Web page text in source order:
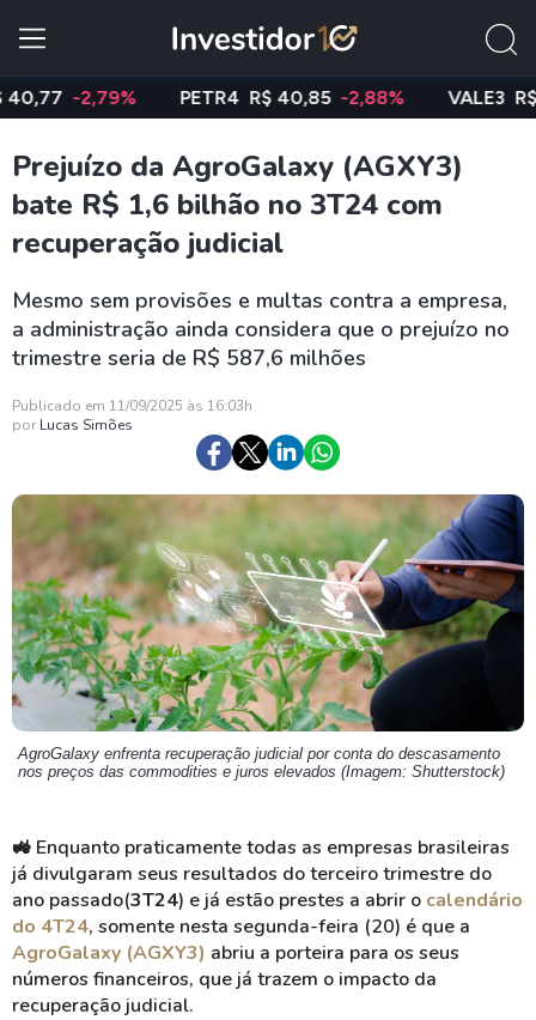
-2,79% PETR4 R$ 40,85 -2,88% VALE3 R$
Prejuízo da AgroGalaxy (AGXY3)
bate R$ 1,6 bilhão no 3T24 com
recuperação judicial
Mesmo sem provisões e multas contra a empresa,
a administração ainda considera que o prejuízo no
trimestre seria de R$ 587,6 milhões
Publicado em 11/09/2025 às 16:03h
por Lucas Simões
AgroGalaxy enfrenta recuperação judicial por conta do descasamento
nos preços das commodities e juros elevados (Imagem: Shutterstock)
🚜 Enquanto praticamente todas as empresas brasileiras
já divulgaram seus resultados do terceiro trimestre do
ano passado(3T24) e já estão prestes a abrir o calendário
do 4T24, somente nesta segunda-feira (20) é que a
AgroGalaxy (AGXY3) abriu a porteira para os seus
números financeiros, que já trazem o impacto da
recuperação judicial.